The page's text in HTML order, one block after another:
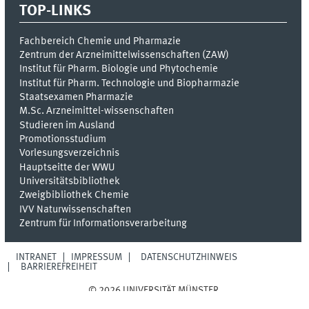
TOP-LINKS
Fachbereich Chemie und Pharmazie
Zentrum der Arzneimittelwissenschaften (ZAW)
Institut für Pharm. Biologie und Phytochemie
Institut für Pharm. Technologie und Biopharmazie
Staatsexamen Pharmazie
M.Sc. Arzneimittel-wissenschaften
Studieren im Ausland
Promotionsstudium
Vorlesungsverzeichnis
Hauptseitte der WWU
Universitätsbibliothek
Zweigbibliothek Chemie
IVV Naturwissenschaften
Zentrum für Informationsverarbeitung
INTRANET IMPRESSUM
DATENSCHUTZHINWEIS
BARRIEREFREIHEIT
© 2026 UNIVERSITÄT MÜNSTER